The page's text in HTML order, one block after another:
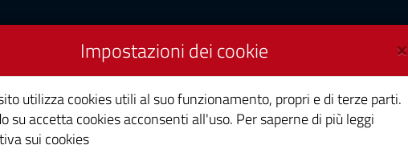
elettrica ed
×
Impostazioni dei cookie
utilizza cookies utili al suo funzionamento, propri e di terze parti.
su accetta cookies acconsenti all'uso. Per saperne di più leggi
sui cookies